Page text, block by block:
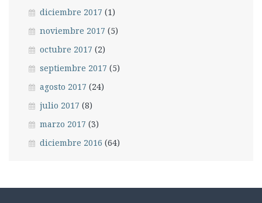
diciembre 2017 (1)
noviembre 2017 (5)
octubre 2017 (2)
septiembre 2017 (5)
agosto 2017 (24)
julio 2017 (8)
marzo 2017 (3)
diciembre 2016 (64)